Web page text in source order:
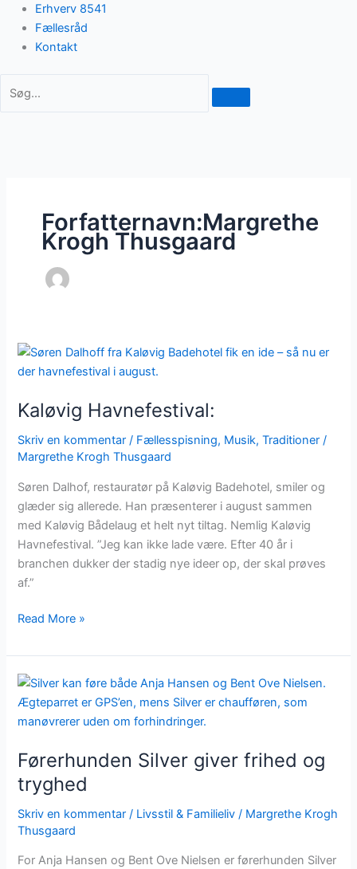
Erhverv 8541
Fællesråd
Kontakt
Forfatternavn:Margrethe
Krogh Thusgaard
Kaløvig Havnefestival:
Skriv en kommentar / Fællesspisning, Musik,Traditioner /
Margrethe Krogh Thusgaard
Søren Dalhof, restauratør på Kaløvig Badehotel, smiler og
glæder sig allerede. Han præsenterer i august sammen
med Kaløvig Bådelaug et helt nyt tiltag. Nemlig Kaløvig
Havnefestival. ”Jeg kan ikke lade være. Efter 40 år i
branchen dukker der stadig nye ideer op, der skal prøves
af.”
Kaløvig
Havnefestival:
Read More »
Førerhunden Silver giver frihed og
tryghed
Skriv en kommentar / Livsstil & Familieliv / Margrethe Krogh
Thusgaard
For Anja Hansen og Bent Ove Nielsen er førerhunden Silver
Førerhunden
Silver
giver
og
tryghed